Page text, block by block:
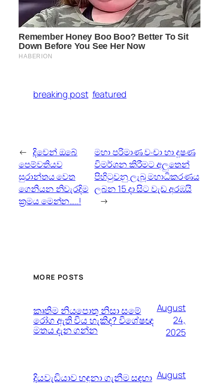
breaking post featured
← දිවෙන් ඔබේ
පෙම්වතියව
සුරාන්තය වෙත
ගෙනියන නිවැරදිම
ක්‍රමය මෙන්න…..!
මහා පරිමාණ වංචා හා දූෂණ
විමර්ශන කිරීමට අලුතෙන්
පිහිටුවනු ලැබූ මහාධිකරණය
ලබන 15 දා සිට වැඩ අරඹයි
→
MORE POSTS
කෘතිම නියපොතු නිසා සමේ
රෝග ඇති විය හැකිද? විශේෂඥ
මතය දැන ගන්න
August
24,
2025
දියවැඩියාව හඳුනා ගැනීම සඳහා August